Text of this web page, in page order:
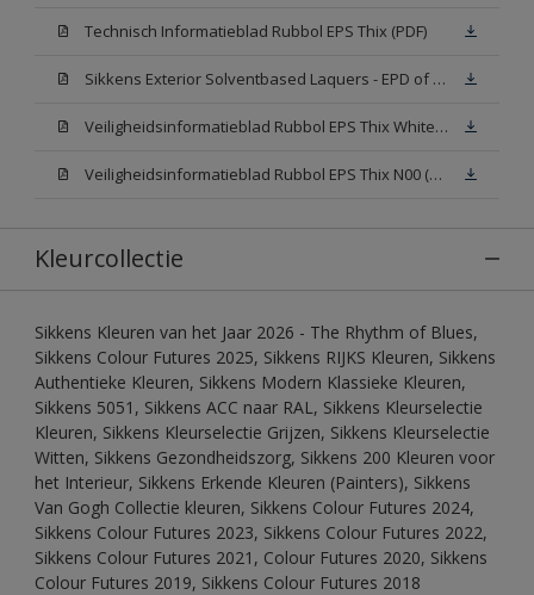
Technisch Informatieblad Rubbol EPS Thix (PDF)
Sikkens Exterior Solventbased Laquers - EPD of Milieuproductverklaring
Veiligheidsinformatieblad Rubbol EPS Thix White W05 (MSDS)
Veiligheidsinformatieblad Rubbol EPS Thix N00 (MSDS)
Kleurcollectie
Sikkens Kleuren van het Jaar 2026 - The Rhythm of Blues,
Sikkens Colour Futures 2025, Sikkens RIJKS Kleuren, Sikkens
Authentieke Kleuren, Sikkens Modern Klassieke Kleuren,
Sikkens 5051, Sikkens ACC naar RAL, Sikkens Kleurselectie
Kleuren, Sikkens Kleurselectie Grijzen, Sikkens Kleurselectie
Witten, Sikkens Gezondheidszorg, Sikkens 200 Kleuren voor
het Interieur, Sikkens Erkende Kleuren (Painters), Sikkens
Van Gogh Collectie kleuren, Sikkens Colour Futures 2024,
Sikkens Colour Futures 2023, Sikkens Colour Futures 2022,
Sikkens Colour Futures 2021, Colour Futures 2020, Sikkens
Colour Futures 2019, Sikkens Colour Futures 2018